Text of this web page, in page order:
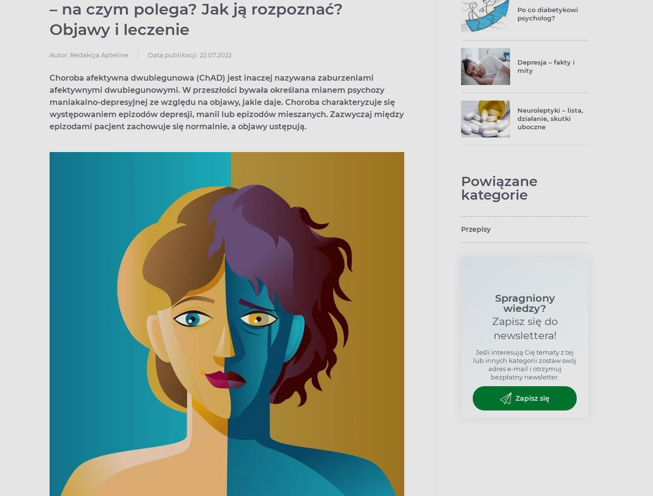
– na czym polega? Jak ją rozpoznać?
Objawy i leczenie
Autor: Redakcja Apteline Data publikacji: 22.07.2022
Choroba afektywna dwubiegunowa (ChAD) jest inaczej nazywana zaburzeniami
afektywnymi dwubiegunowymi. W przeszłości bywała określana mianem psychozy
maniakalno-depresyjnej ze względu na objawy, jakie daje. Choroba charakteryzuje się
występowaniem epizodów depresji, manii lub epizodów mieszanych. Zazwyczaj między
epizodami pacjent zachowuje się normalnie, a objawy ustępują.
Po co diabetykowi
psycholog?
Depresja – fakty i
mity
Neuroleptyki – lista,
działanie, skutki
uboczne
Powiązane
kategorie
Przepisy
Spragniony
wiedzy?
Zapisz się do
newslettera!
Jeśli interesują Cię tematy z tej
lub innych kategorii zostaw swój
adres e-mail i otrzymuj
bezpłatny newsletter.
Zapisz się